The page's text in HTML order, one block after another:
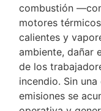
combustión
motores
calientes y
ambiente, dañar
de los
incendio. Sin
emisiones se